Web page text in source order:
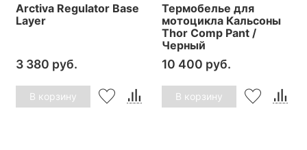
Arctiva Regulator Base
Layer
3 380 руб.
В корзину
Термобелье для
мотоцикла Кальсоны
Thor Comp Pant /
Черный
10 400 руб.
В корзину